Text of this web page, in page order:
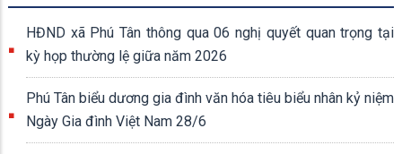
HĐND xã Phú Tân thông qua 06 nghị quyết quan trọng tại
kỳ họp thường lệ giữa năm 2026
Phú Tân biểu dương gia đình văn hóa tiêu biểu nhân kỷ niệm
Ngày Gia đình Việt Nam 28/6